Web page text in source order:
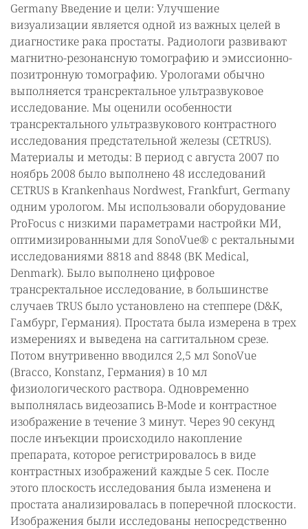
Germany Введение и цели: Улучшение
визуализации является одной из важных целей в
диагностике рака простаты. Радиологи развивают
магнитно-резонансную томографию и эмиссионно-
позитронную томографию. Урологами обычно
выполняется трансректальное ультразвуковое
исследование. Мы оценили особенности
трансректального ультразвукового контрастного
исследования предстательной железы (CETRUS).
Материалы и методы: В период с августа 2007 по
ноябрь 2008 было выполнено 48 исследований
CETRUS в Krankenhaus Nordwest, Frankfurt, Germany
одним урологом. Мы использовали оборудование
ProFocus с низкими параметрами настройки МИ,
оптимизированными для SonoVue® с ректальными
исследованиями 8818 and 8848 (BK Medical,
Denmark). Было выполнено цифровое
трансректальное исследование, в большинстве
случаев TRUS было установлено на степпере (D&K,
Гамбург, Германия). Простата была измерена в трех
измерениях и выведена на саггитальном срезе.
Потом внутривенно вводился 2,5 мл SonoVue
(Bracco, Konstanz, Германия) в 10 мл
физиологического раствора. Одновременно
выполнялась видеозапись В-Mode и контрастное
изображение в течение 3 минут. Через 90 секунд
после инъекции происходило накопление
препарата, которое регистрировалось в виде
контрастных изображений каждые 5 сек. После
этого плоскость исследования была изменена и
простата анализировалась в поперечной плоскости.
Изображения были исследованы непосредственно